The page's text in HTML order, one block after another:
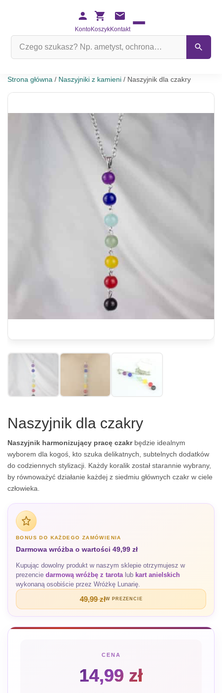
KontoKoszykKontakt
Strona główna / Naszyjniki z kamieni / Naszyjnik dla czakry
Naszyjnik dla czakry
Naszyjnik harmonizujący pracę czakrbędzie idealnym
wyborem dla kogoś, kto szuka delikatnych, subtelnych dodatków
do codziennych stylizacji. Każdy koralik został starannie wybrany,
by równoważyć działanie każdej z siedmiu głównych czakr w ciele
człowieka.
BONUS DO KAŻDEGO ZAMÓWIENIA
Darmowa wróżba o wartości 49,99 zł
Kupując dowolny produkt w naszym sklepie otrzymujesz w
prezencie darmową wróżbę z tarotalub kart anielskich
wykonaną osobiście przez Wróżkę Lunarię.
49,99 złW PREZENCIE
CENA
14,99 zł